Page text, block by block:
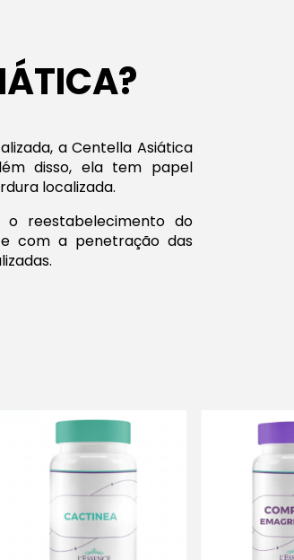
a Centella Asiática
disso, ela tem papel
localizada.
o reestabelecimento do
com a penetração das